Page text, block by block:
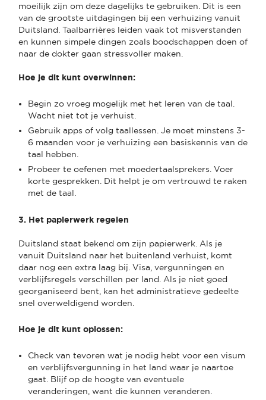
moeilijk zijn om deze dagelijks te gebruiken. Dit is een
van de grootste uitdagingen bij een verhuizing vanuit
Duitsland. Taalbarrières leiden vaak tot misverstanden
en kunnen simpele dingen zoals boodschappen doen of
naar de dokter gaan stressvoller maken.
Hoe je dit kunt overwinnen:
Begin zo vroeg mogelijk met het leren van de taal.
Wacht niet tot je verhuist.
Gebruik apps of volg taallessen. Je moet minstens 3-
6 maanden voor je verhuizing een basiskennis van de
taal hebben.
Probeer te oefenen met moedertaalsprekers. Voer
korte gesprekken. Dit helpt je om vertrouwd te raken
met de taal.
3. Het papierwerk regelen
Duitsland staat bekend om zijn papierwerk. Als je
vanuit Duitsland naar het buitenland verhuist, komt
daar nog een extra laag bij. Visa, vergunningen en
verblijfsregels verschillen per land. Als je niet goed
georganiseerd bent, kan het administratieve gedeelte
snel overweldigend worden.
Hoe je dit kunt oplossen:
Check van tevoren wat je nodig hebt voor een visum
en verblijfsvergunning in het land waar je naartoe
gaat. Blijf op de hoogte van eventuele
veranderingen, want die kunnen veranderen.